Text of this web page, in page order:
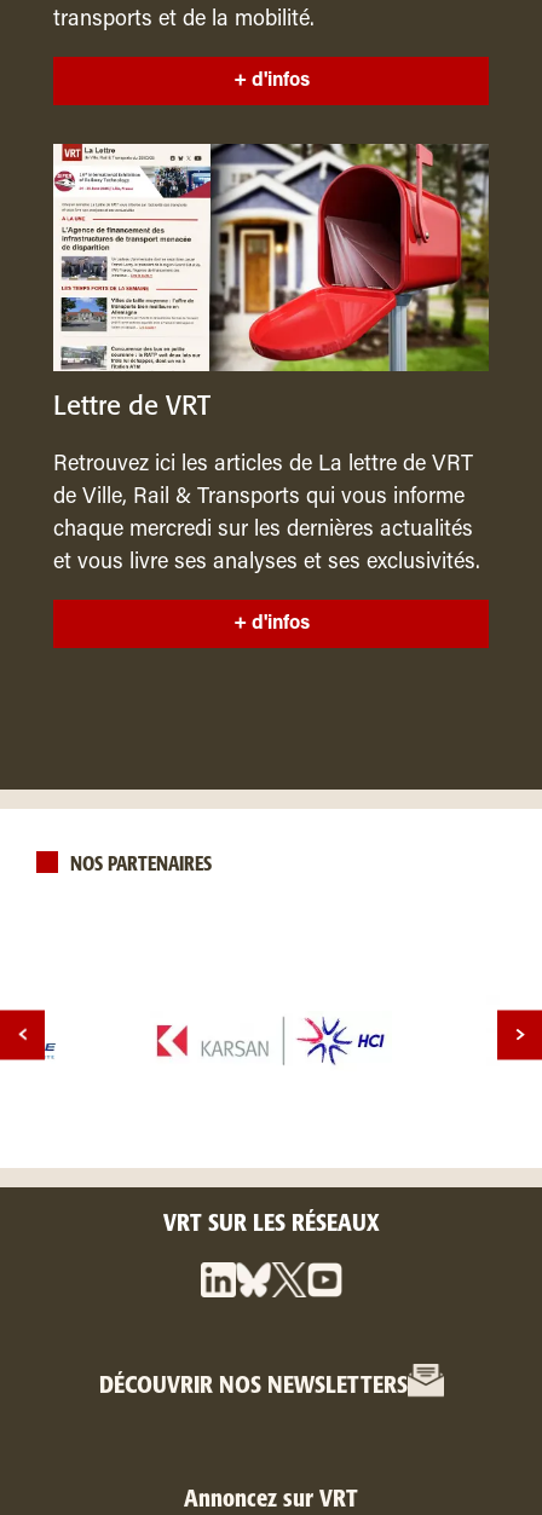
transports et de la mobilité.
+ d'infos
Lettre de VRT
Retrouvez ici les articles de La lettre de VRT
de Ville, Rail & Transports qui vous informe
chaque mercredi sur les dernières actualités
et vous livre ses analyses et ses exclusivités.
+ d'infos
NOS PARTENAIRES
VRT SUR LES RÉSEAUX
DÉCOUVRIR NOS NEWSLETTERS
Annoncez sur VRT